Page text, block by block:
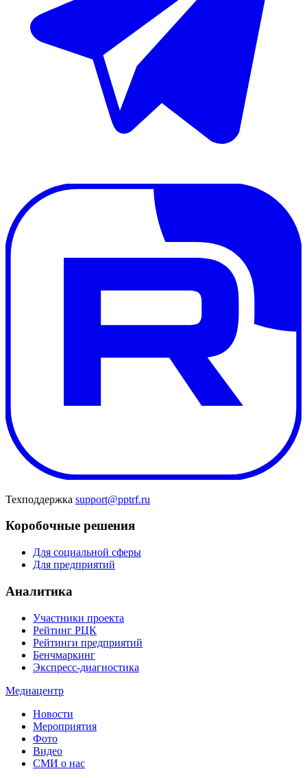
Техподдержка support@pptrf.ru
Коробочные решения
Для социальной сферы
Для предприятий
Аналитика
Участники проекта
Рейтинг РЦК
Рейтинги предприятий
Бенчмаркинг
Экспресс-диагностика
Медиацентр
Новости
Мероприятия
Фото
Видео
СМИ о нас